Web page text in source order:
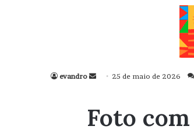
evandro
Mande
mail
25 de maio de 2026
Foto